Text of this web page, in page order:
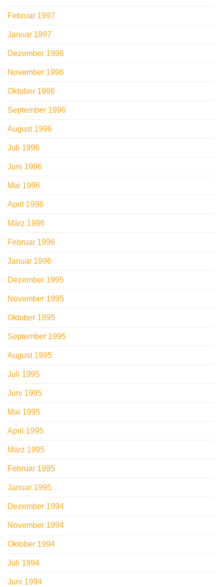
Februar 1997
Januar 1997
Dezember 1996
November 1996
Oktober 1996
September 1996
August 1996
Juli 1996
Juni 1996
Mai 1996
April 1996
März 1996
Februar 1996
Januar 1996
Dezember 1995
November 1995
Oktober 1995
September 1995
August 1995
Juli 1995
Juni 1995
Mai 1995
April 1995
März 1995
Februar 1995
Januar 1995
Dezember 1994
November 1994
Oktober 1994
Juli 1994
Juni 1994